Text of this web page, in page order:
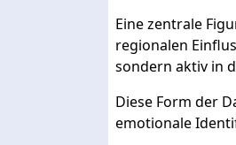
Eine zentrale
regionalen
sondern aktiv in
Diese Form der
emotionale